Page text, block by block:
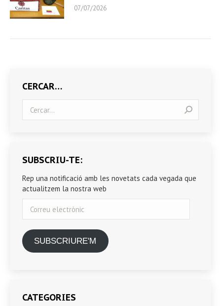
07/07/2026
CERCAR…
SUBSCRIU-TE:
Rep una notificació amb les novetats cada vegada que
actualitzem la nostra web
electrònic
SUBSCRIURE'M
CATEGORIES